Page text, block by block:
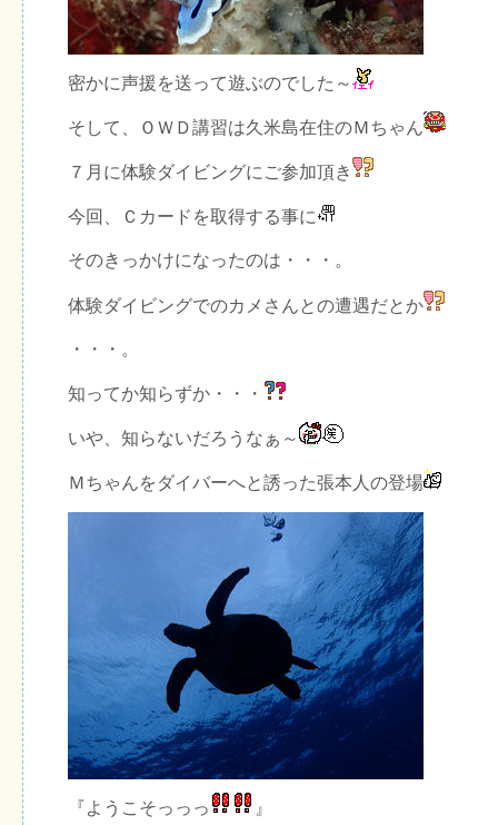
密かに声援を送って遊ぶのでした～
そして、ＯＷＤ講習は久米島在住のＭちゃん
７月に体験ダイビングにご参加頂き
今回、Ｃカードを取得する事に
そのきっかけになったのは・・・。
体験ダイビングでのカメさんとの遭遇だとか
・・・。
知ってか知らずか・・・
いや、知らないだろうなぁ～
Ｍちゃんをダイバーへと誘った張本人の登場
『ようこそっっっ 』